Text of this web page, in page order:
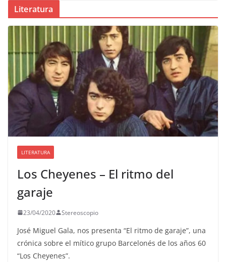
Literatura
LITERATURA
Los Cheyenes – El ritmo del
garaje
23/04/2020 Stereoscopio
José Miguel Gala, nos presenta “El ritmo de garaje”, una
crónica sobre el mítico grupo Barcelonés de los años 60
“Los Cheyenes”.